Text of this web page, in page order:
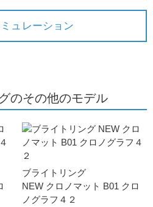
ュレーション
のその他のモデル
ブライトリング
NEW クロノマット B01 クロ
ノグラフ４２